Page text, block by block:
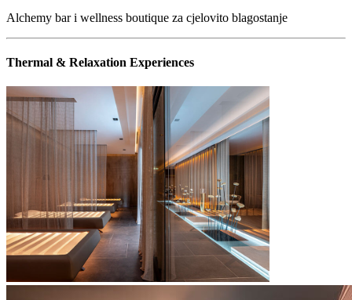
Alchemy bar i wellness boutique za cjelovito blagostanje
Thermal & Relaxation Experiences